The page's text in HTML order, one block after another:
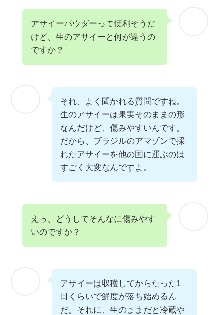
アサイーパウダーって便利そうだ
けど、生のアサイーと何が違うの
ですか？
それ、よく聞かれる質問ですね。
生のアサイーは果実そのままの形
なんだけど、傷みやすいんです。
だから、ブラジルのアマゾンで採
れたアサイーを他の国に運ぶのは
すごく大変なんですよ。
えっ、どうしてそんなに傷みやす
いのですか？
アサイーは収穫してからたった1
日くらいで鮮度が落ち始めるん
だ。それに、生のままだと冷蔵や